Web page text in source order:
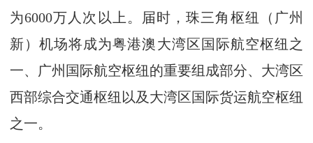
为6000万人次以上。届时，珠三角枢纽（广州
新）机场将成为粤港澳大湾区国际航空枢纽之
一、广州国际航空枢纽的重要组成部分、大湾区
西部综合交通枢纽以及大湾区国际货运航空枢纽
之一。